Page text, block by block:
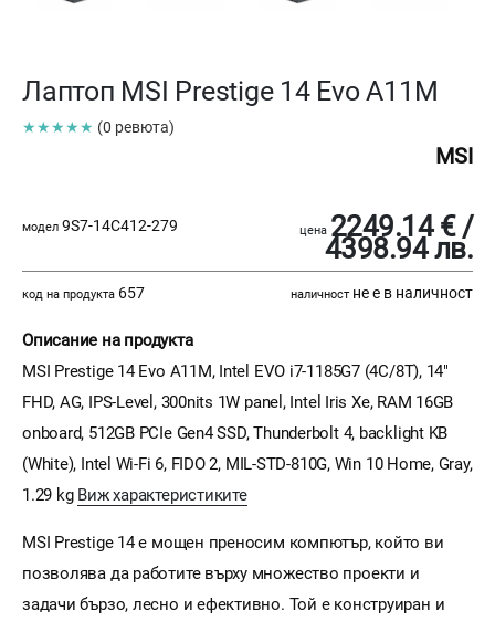
Лаптоп MSI Prestige 14 Evo A11M
★★★★★ (0 ревюта)
MSI
модел 9S7-14C412-279 цена 2249.14 € /
4398.94 лв.
код на продукта 657 наличност не е в наличност
Описание на продукта
MSI Prestige 14 Evo A11M, Intel EVO i7-1185G7 (4C/8T), 14"
FHD, AG, IPS-Level, 300nits 1W panel, Intel Iris Xe, RAM 16GB
onboard, 512GB PCIe Gen4 SSD, Thunderbolt 4, backlight KB
(White), Intel Wi-Fi 6, FIDO 2, MIL-STD-810G, Win 10 Home, Gray,
1.29 kg Виж характеристиките
MSI Prestige 14 е мощен преносим компютър, който ви
позволява да работите върху множество проекти и
задачи бързо, лесно и ефективно. Той е конструиран и